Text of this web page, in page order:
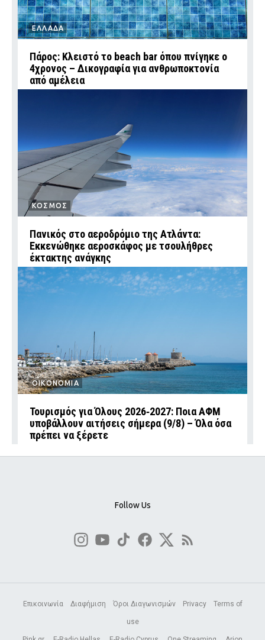
ΕΛΛΑΔΑ
Πάρος: Κλειστό το beach bar όπου πνίγηκε ο
4χρονος – Δικογραφία για ανθρωποκτονία
από αμέλεια
ΚΟΣΜΟΣ
Πανικός στο αεροδρόμιο της Ατλάντα:
Εκκενώθηκε αεροσκάφος με τσουλήθρες
έκτακτης ανάγκης
ΟΙΚΟΝΟΜΙΑ
Τουρισμός για Όλους 2026‑2027: Ποια ΑΦΜ
υποβάλλουν αιτήσεις σήμερα (9/8) – Όλα όσα
πρέπει να ξέρετε
Follow Us
Επικοινωνία Διαφήμιση Όροι Διαγωνισμών Privacy Terms of
use